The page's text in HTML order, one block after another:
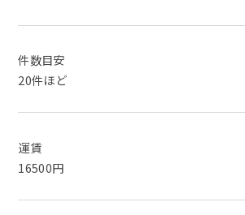
件数目安
20件ほど
運賃
16500円